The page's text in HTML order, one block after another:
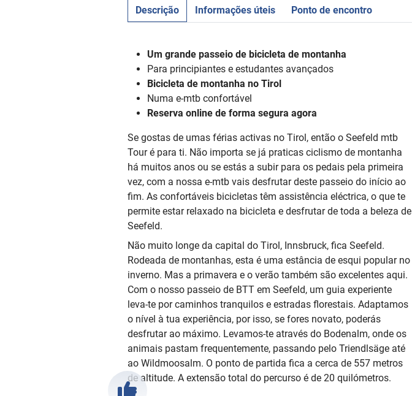
Descrição Informações úteis Ponto de encontro
Um grande passeio de bicicleta de montanha
Para principiantes e estudantes avançados
Bicicleta de montanha no Tirol
Numa e-mtb confortável
Reserva online de forma segura agora
Se gostas de umas férias activas no Tirol, então o Seefeld mtb
Tour é para ti. Não importa se já praticas ciclismo de montanha
há muitos anos ou se estás a subir para os pedais pela primeira
vez, com a nossa e-mtb vais desfrutar deste passeio do início ao
fim. As confortáveis bicicletas têm assistência eléctrica, o que te
permite estar relaxado na bicicleta e desfrutar de toda a beleza de
Seefeld.
Não muito longe da capital do Tirol, Innsbruck, fica Seefeld.
Rodeada de montanhas, esta é uma estância de esqui popular no
inverno. Mas a primavera e o verão também são excelentes aqui.
Com o nosso passeio de BTT em Seefeld, um guia experiente
leva-te por caminhos tranquilos e estradas florestais. Adaptamos
o nível à tua experiência, por isso, se fores novato, poderás
desfrutar ao máximo. Levamos-te através do Bodenalm, onde os
animais pastam frequentemente, passando pelo Triendlsäge até
ao Wildmoosalm. O ponto de partida fica a cerca de 557 metros
de altitude. A extensão total do percurso é de 20 quilómetros.